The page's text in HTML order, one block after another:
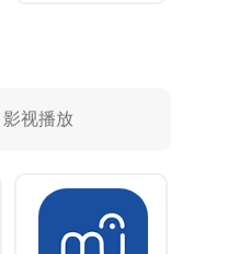
影视播放